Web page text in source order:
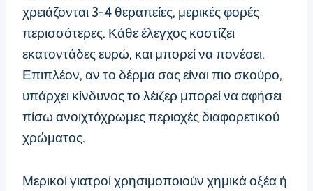
χρειάζονται 3-4 θεραπείες, μερικές φορές
περισσότερες. Κάθε έλεγχος κοστίζει
εκατοντάδες ευρώ, και μπορεί να πονέσει.
Επιπλέον, αν το δέρμα σας είναι πιο σκούρο,
υπάρχει κίνδυνος το λέιζερ μπορεί να αφήσει
πίσω ανοιχτόχρωμες περιοχές διαφορετικού
χρώματος.
Μερικοί γιατροί χρησιμοποιούν χημικά οξέα ή